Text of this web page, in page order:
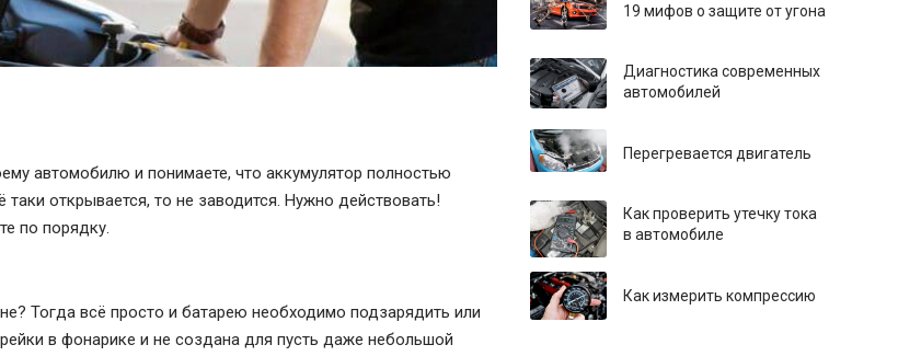
автомобилю и понимаете, что аккумулятор полностью
открывается, то не заводится. Нужно действовать!
по порядку.
Тогда всё просто и батарею необходимо подзарядить или
в фонарике и не создана для пусть даже небольшой
19 мифов о защите от угона
Диагностика современных
автомобилей
Перегревается двигатель
Как проверить утечку тока
в автомобиле
Как измерить компрессию